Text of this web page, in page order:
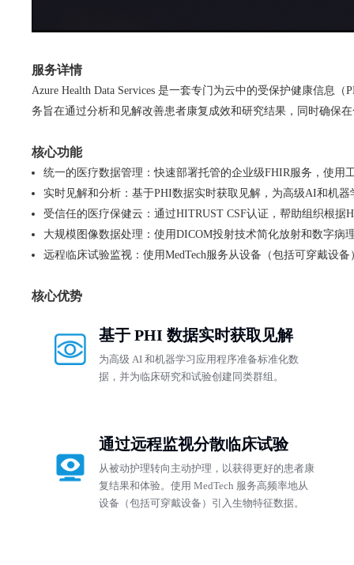
服务详情
Azure Health Data Services 是一套专门为云中的受保护健康信息
务旨在通过分析和见解改善患者康复成效和研究结果，同时确保
核心功能
统一的医疗数据管理：快速部署托管的企业级FHIR服务，使
实时见解和分析：基于PHI数据实时获取见解，为高级AI和机
受信任的医疗保健云：通过HITRUST CSF认证，帮助组织根据
大规模图像数据处理：使用DICOM投射技术简化放射和数字
远程临床试验监视：使用MedTech服务从设备（包括可穿戴设
核心优势
基于 PHI 数据实时获取见解
为高级 AI 和机器学习应用程序准备标准化数
据，并为临床研究和试验创建同类群组。
通过远程监视分散临床试验
从被动护理转向主动护理，以获得更好的患者康
复结果和体验。使用 MedTech 服务高频率地从
设备（包括可穿戴设备）引入生物特征数据。